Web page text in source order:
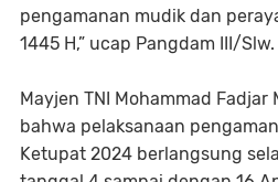
pengamanan mudik dan
1445 H,” ucap Pangdam III/Slw.
Mayjen TNI Mohammad Fadjar
bahwa pelaksanaan
Ketupat 2024 berlangsung